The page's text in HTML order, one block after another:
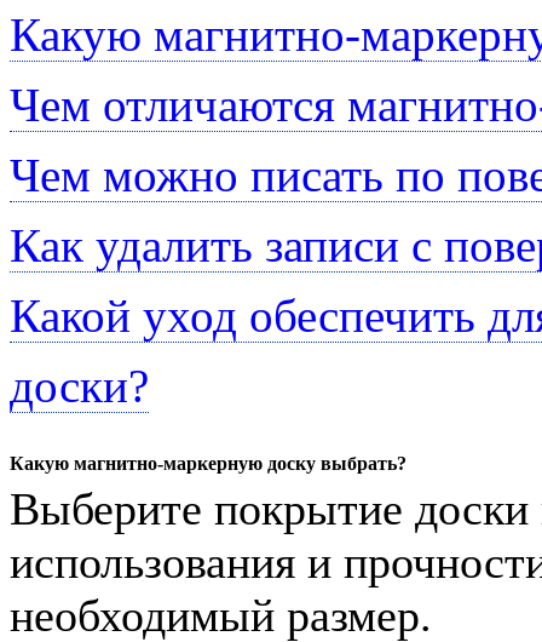
Какую магнитно-
Чем отличаются
Чем можно писать по
Как удалить записи с
Какой уход обеспечить
доски?
Какую магнитно-маркерную доску выбрать?
Выберите покрытие доски
использования и
необходимый размер.